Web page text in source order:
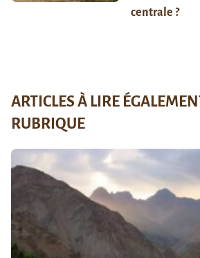
centrale ?
ARTICLES À LIRE
RUBRIQUE